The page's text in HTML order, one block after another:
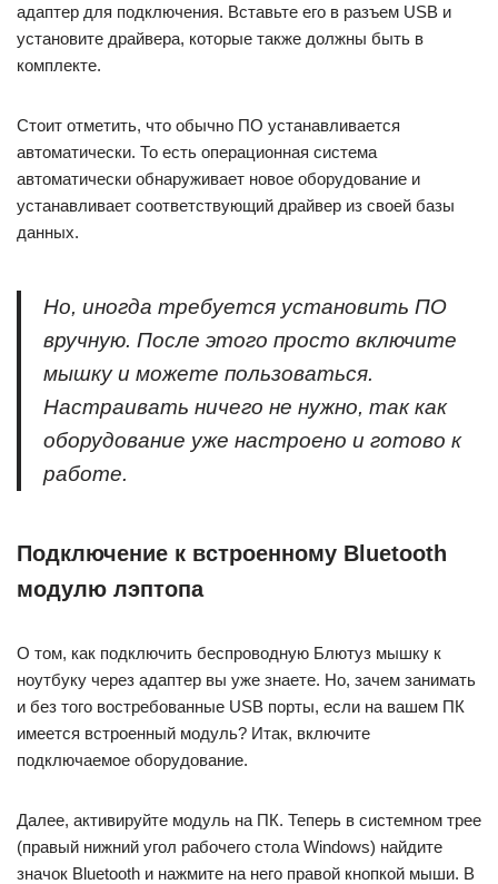
адаптер для подключения. Вставьте его в разъем USB и
установите драйвера, которые также должны быть в
комплекте.
Стоит отметить, что обычно ПО устанавливается
автоматически. То есть операционная система
автоматически обнаруживает новое оборудование и
устанавливает соответствующий драйвер из своей базы
данных.
Но, иногда требуется установить ПО
вручную. После этого просто включите
мышку и можете пользоваться.
Настраивать ничего не нужно, так как
оборудование уже настроено и готово к
работе.
Подключение к встроенному Bluetooth
модулю лэптопа
О том, как подключить беспроводную Блютуз мышку к
ноутбуку через адаптер вы уже знаете. Но, зачем занимать
и без того востребованные USB порты, если на вашем ПК
имеется встроенный модуль? Итак, включите
подключаемое оборудование.
Далее, активируйте модуль на ПК. Теперь в системном трее
(правый нижний угол рабочего стола Windows) найдите
значок Bluetooth и нажмите на него правой кнопкой мыши. В